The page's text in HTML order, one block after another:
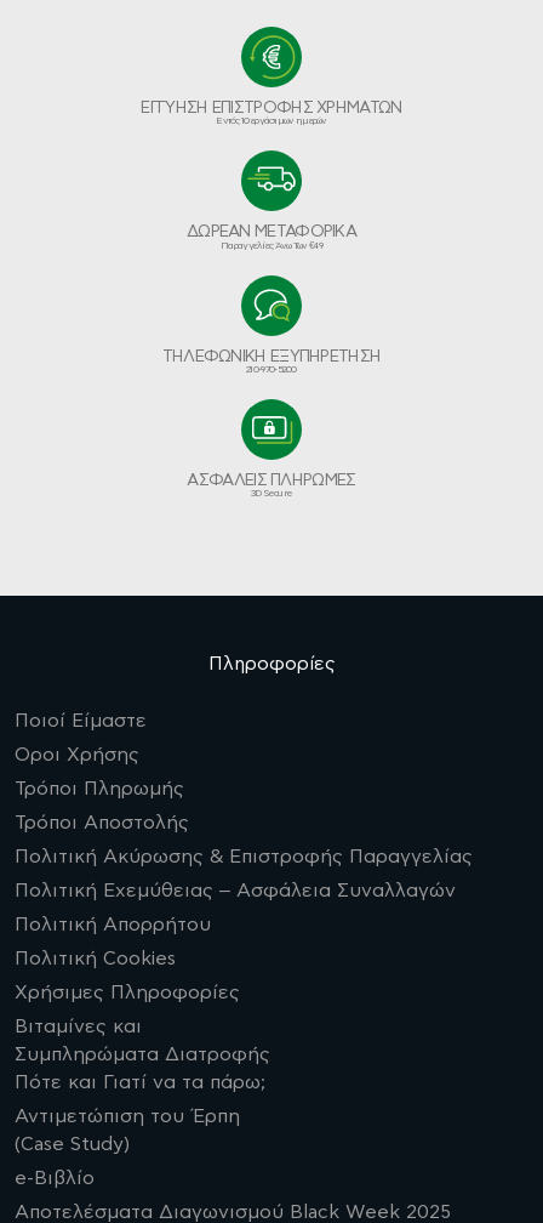
ΕΓΓΥΗΣΗ ΕΠΙΣΤΡΟΦΗΣ ΧΡΗΜΑΤΩΝ
Εντός 10 εργάσιμων ημερών
ΔΩΡΕΑΝ ΜΕΤΑΦΟΡΙΚΑ
Παραγγελίες Άνω Των €49
ΤΗΛΕΦΩΝΙΚΗ ΕΞΥΠΗΡΕΤΗΣΗ
210-970-5200
ΑΣΦΑΛΕΙΣ ΠΛΗΡΩΜΕΣ
3D Secure
Πληροφορίες
Ποιοί Είμαστε
Οροι Χρήσης
Τρόποι Πληρωμής
Τρόποι Αποστολής
Πολιτική Ακύρωσης & Επιστροφής Παραγγελίας
Πολιτική Εχεμύθειας – Ασφάλεια Συναλλαγών
Πολιτική Απορρήτου
Πολιτική Cookies
Χρήσιμες Πληροφορίες
Βιταμίνες και
Συμπληρώματα Διατροφής
Πότε και Γιατί να τα πάρω;
Αντιμετώπιση του Έρπη
(Case Study)
e-Βιβλίο
Αποτελέσματα Διαγωνισμού Black Week 2025